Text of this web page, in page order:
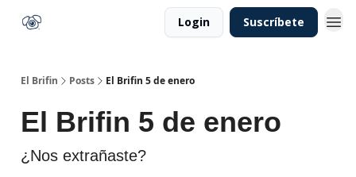
Login Suscríbete
El Brifin Posts El Brifin 5 de enero
El Brifin 5 de enero
¿Nos extrañaste?